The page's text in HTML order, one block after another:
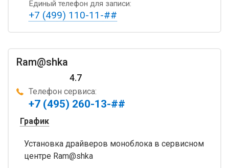
Единый телефон для записи:
+7 (499) 110-11-##
Ram@shka
4.7
Телефон сервиса:
+7 (495) 260-13-##
График
Установка драйверов моноблока в сервисном
центре Ram@shka